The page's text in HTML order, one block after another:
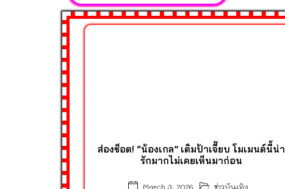
ส่องช็อต! “น้องเกล” เติมป้าเจี๊ยบ โมเมนต์นี้น่า
รักมากไม่เคยเห็นมาก่อน
March 3, 2026 ข่าวบันเทิง